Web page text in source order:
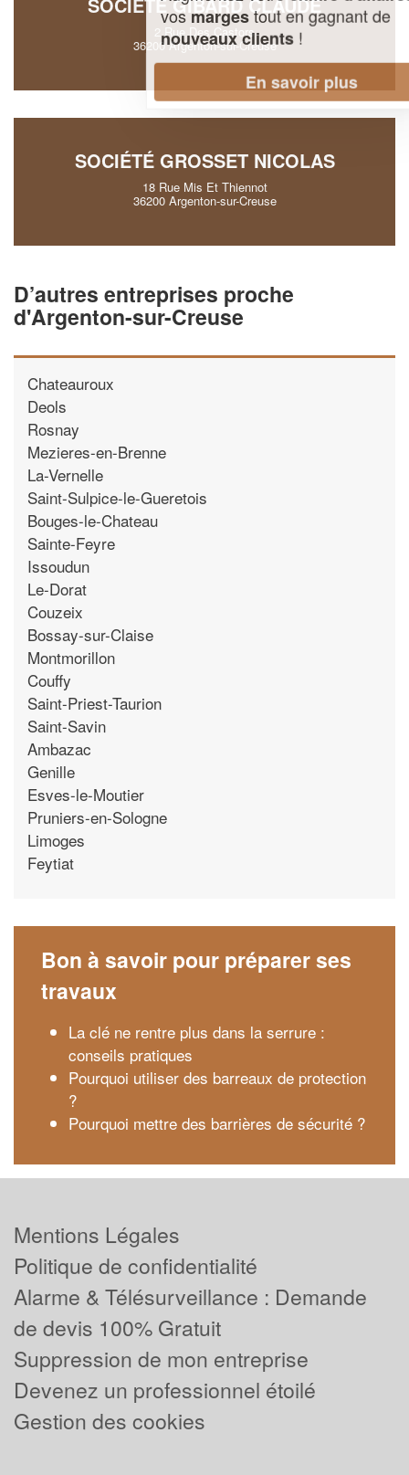
2 Rue Des Castors
36200 Argenton-sur-Creuse
SOCIÉTÉ GROSSET NICOLAS
18 Rue Mis Et Thiennot
36200 Argenton-sur-Creuse
D’autres entreprises proche
d'Argenton-sur-Creuse
Chateauroux
Deols
Rosnay
Mezieres-en-Brenne
La-Vernelle
Saint-Sulpice-le-Gueretois
Bouges-le-Chateau
Sainte-Feyre
Issoudun
Le-Dorat
Couzeix
Bossay-sur-Claise
Montmorillon
Couffy
Saint-Priest-Taurion
Saint-Savin
Ambazac
Genille
Esves-le-Moutier
Pruniers-en-Sologne
Limoges
Feytiat
Bon à savoir pour préparer ses
travaux
La clé ne rentre plus dans la serrure :
conseils pratiques
Pourquoi utiliser des barreaux de protection
?
Pourquoi mettre des barrières de sécurité ?
vosmargestout en gagnant de
nouveaux clients!
En savoir plus
Mentions Légales
Politique de confidentialité
Alarme & Télésurveillance : Demande
de devis 100% Gratuit
Suppression de mon entreprise
Devenez un professionnel étoilé
Gestion des cookies